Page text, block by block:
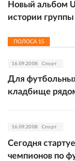
Новый альбом
истории группы
ПОЛОСА 15
16.09.2008 Спорт
Для
кладбище
16.09.2008 Спорт
Сегодня
чемпионов по